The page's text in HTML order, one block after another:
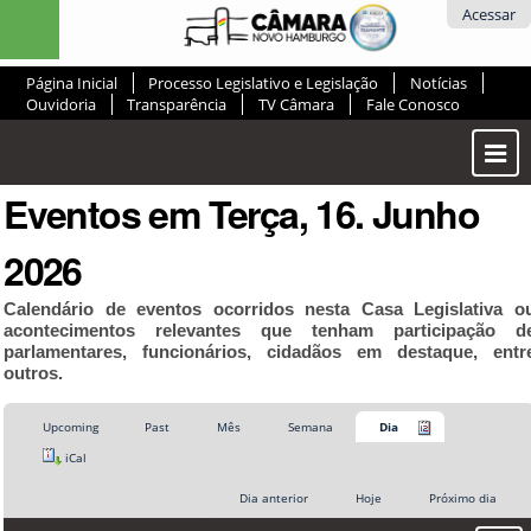
Acessar
Página Inicial Processo Legislativo e Legislação
Notícias
Ouvidoria
Transparência TV Câmara Fale Conosco
ou
Eventos em Terça, 16. Junho
2026
Calendário de eventos ocorridos nesta Casa Legislativa
acontecimentos relevantes que tenham participação
parlamentares, funcionários, cidadãos em destaque,
outros.
Upcoming Past Mês Semana
Dia
iCal
Dia anterior Hoje Próximo dia